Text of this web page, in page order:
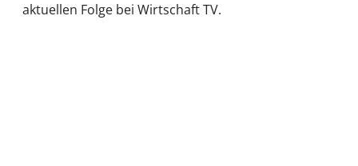
aktuellen Folge bei Wirtschaft TV.